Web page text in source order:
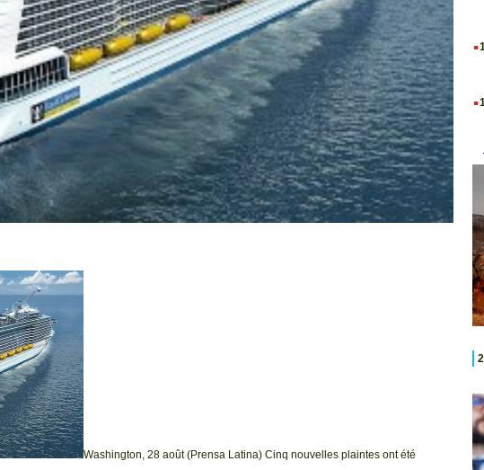
Washington, 28 août (Prensa Latina) Cinq nouvelles plaintes ont été
.
.